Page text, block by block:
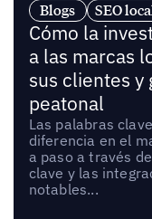
Blogs SEO
Cómo la
a las marcas
sus clientes y
peatonal
Las palabras
diferencia en el
a paso a través
clave y las
notables...